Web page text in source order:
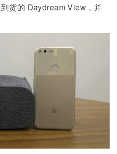
货的 Daydream View，并